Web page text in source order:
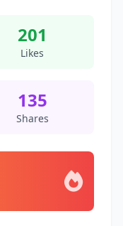
201
Likes
135
Shares